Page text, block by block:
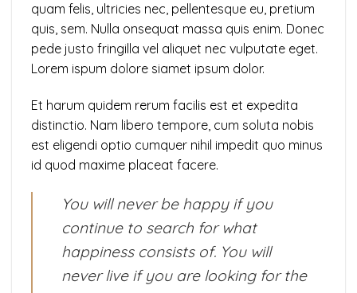
quam felis, ultricies nec, pellentesque eu, pretium
quis, sem. Nulla onsequat massa quis enim. Donec
pede justo fringilla vel aliquet nec vulputate eget.
Lorem ispum dolore siamet ipsum dolor.
Et harum quidem rerum facilis est et expedita
distinctio. Nam libero tempore, cum soluta nobis
est eligendi optio cumquer nihil impedit quo minus
id quod maxime placeat facere.
You will never be happy if you
continue to search for what
happiness consists of. You will
never live if you are looking for the